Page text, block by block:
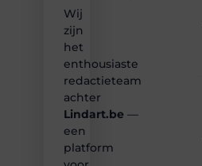
Wij
zijn
het
enthousiaste
redactieteam
achter
Lindart.be —
een
platform